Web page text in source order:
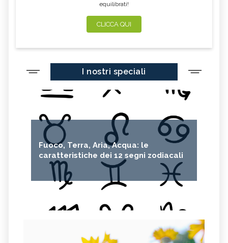
equilibrati!
CLICCA QUI
I nostri speciali
Fuoco, Terra, Aria, Acqua: le
caratteristiche dei 12 segni zodiacali